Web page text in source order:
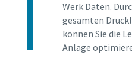
Werk Daten.
gesamten
können Sie die
Anlage